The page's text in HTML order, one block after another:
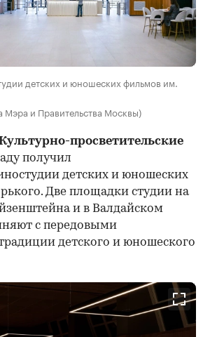
детских и юношеских фильмов им.
и Правительства Москвы)
просветительские
получил
детских и юношеских
Две площадки студии на
и в Валдайском
с передовыми
детского и юношеского